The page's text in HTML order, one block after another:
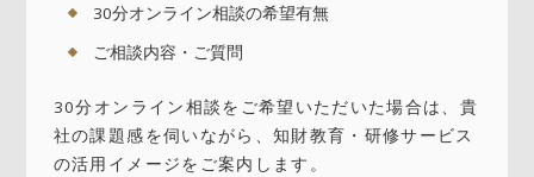
30分オンライン相談の希望有無
ご相談内容・ご質問
30分オンライン相談をご希望いただいた場合は、貴
社の課題感を伺いながら、知財教育・研修サービス
の活用イメージをご案内します。